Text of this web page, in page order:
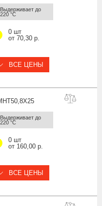
Выдерживает до
220 °С
0 шт
от 70,30 р.
ВСЕ ЦЕНЫ
25
Выдерживает до
220 °С
0 шт
от 160,00 р.
ВСЕ ЦЕНЫ